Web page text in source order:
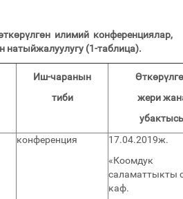
илимий конференциялар,
натыйжалуулугу (1-таблица).
Иш-чаранын
тиби
жери
конференция
17.04.2019ж.
«Коомдук
саламаттыкты
каф.